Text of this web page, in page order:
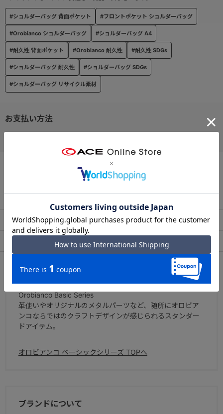
お支払い方法
出荷・配送について 返品・交換について
アフターサービス お買い物ガイド
#ショルダーバッグ 背面ポケット #フロントポケット ショルダーバッグ
#Orobianco ショルダーバッグ #ショルダーバッグ A4
#耐久性 背面ポケット #Orobianco 耐久性 #耐久性 SDGs
#ショルダーバッグ 耐久性 #ショルダーバッグ SDGs
#ショルダーバッグ リサイクル素材
Orobianco Basic Series
革使いやオリジナルのメタルパーツなど、随所にオロビア
ンコならではのクラフトデザインが感じられるスタンダー
ドアイテム。
オロビアンコ ベーシックシリーズ TOPへ
ブランドについて